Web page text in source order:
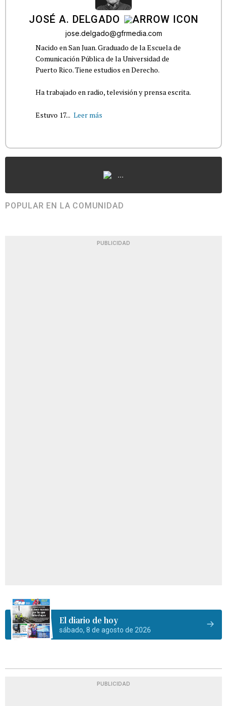
JOSÉ A. DELGADO
jose.delgado@gfrmedia.com
Nacido en San Juan. Graduado de la Escuela de
Comunicación Pública de la Universidad de
Puerto Rico. Tiene estudios en Derecho.
Ha trabajado en radio, televisión y prensa escrita.
Estuvo 17... Leer más
...
POPULAR EN LA COMUNIDAD
PUBLICIDAD
El diario de hoy
sábado, 8 de agosto de 2026
PUBLICIDAD